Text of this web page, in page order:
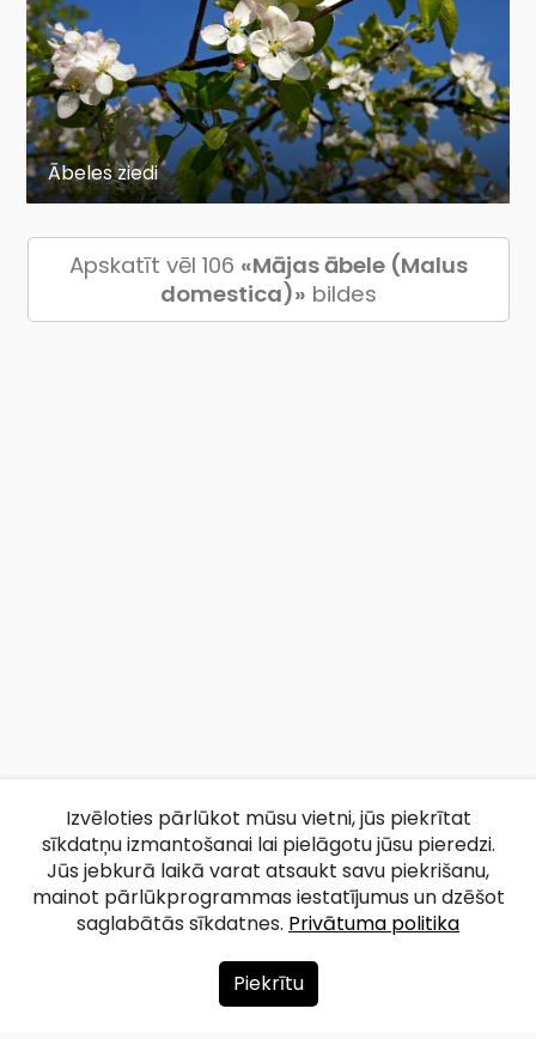
Ābeles ziedi
Apskatīt vēl 106 «Mājas ābele (Malus
domestica)» bildes
Par mums
Izvēloties pārlūkot mūsu vietni, jūs piekrītat
sīkdatņu izmantošanai lai pielāgotu jūsu pieredzi.
Jūs jebkurā laikā varat atsaukt savu piekrišanu,
mainot pārlūkprogrammas iestatījumus un dzēšot
saglabātās sīkdatnes. Privātuma politika
Piekrītu